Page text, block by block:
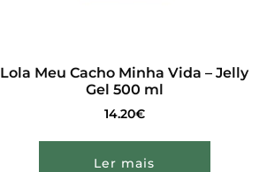
Lola Meu Cacho Minha Vida – Jelly
Gel 500 ml
14.20€
Ler mais